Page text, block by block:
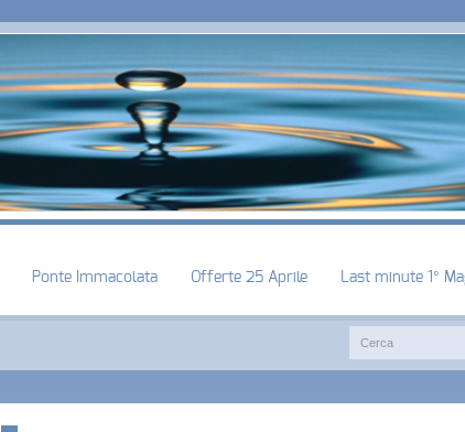
Ponte Immacolata Offerte 25 Aprile Last minute 1°